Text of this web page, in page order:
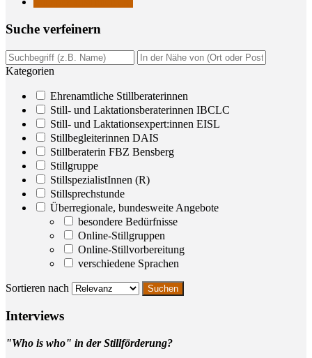
Suche ver­fei­nern
Kategorien
Ehrenamtliche Stillberaterinnen
Still- und Laktationsberaterinnen IBCLC
Still- und Laktationsexpert:innen EISL
Stillbegleiterinnen DAIS
Stillberaterin FBZ Bensberg
Stillgruppe
StillspezialistInnen (R)
Stillsprechstunde
Überregionale, bundesweite Angebote
besondere Bedürfnisse
Online-Stillgruppen
Online-Stillvorbereitung
verschiedene Sprachen
Sortieren nach
Inter­views
"Who is who" in der Stillförderung?